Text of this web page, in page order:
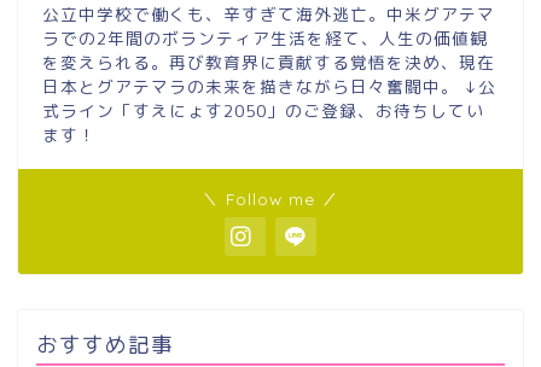
公立中学校で働くも、辛すぎて海外逃亡。中米グアテマ
ラでの2年間のボランティア生活を経て、人生の価値観
を変えられる。再び教育界に貢献する覚悟を決め、現在
日本とグアテマラの未来を描きながら日々奮闘中。 ↓公
式ライン「すえにょす2050」のご登録、お待ちしてい
ます！
＼ Follow me ／
おすすめ記事